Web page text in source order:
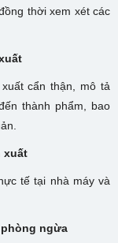
thời xem xét các
cẩn thận, mô tả
thành phẩm, bao
xuất
tế tại nhà máy và
ngừa